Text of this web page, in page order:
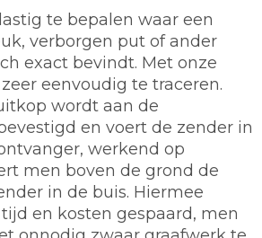
te bepalen waar een
verborgen put of ander
exact bevindt. Met onze
eenvoudig te traceren.
wordt aan de
en voert de zender in
werkend op
men boven de grond de
in de buis. Hiermee
en kosten gespaard, men